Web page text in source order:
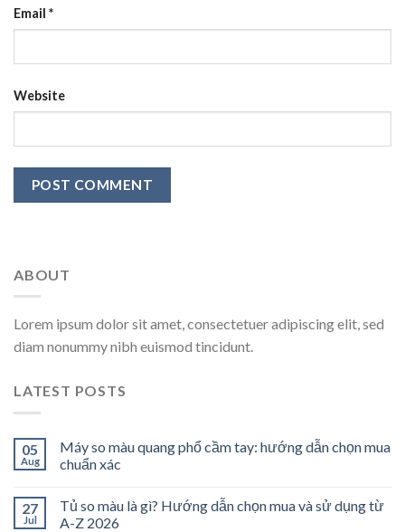
Email *
Website
ABOUT
Lorem ipsum dolor sit amet, consectetuer adipiscing elit, sed
diam nonummy nibh euismod tincidunt.
LATEST POSTS
05
Aug
Máy so màu quang phổ cầm tay: hướng dẫn chọn mua
chuẩn xác
27
Jul
Tủ so màu là gì? Hướng dẫn chọn mua và sử dụng từ
A-Z 2026